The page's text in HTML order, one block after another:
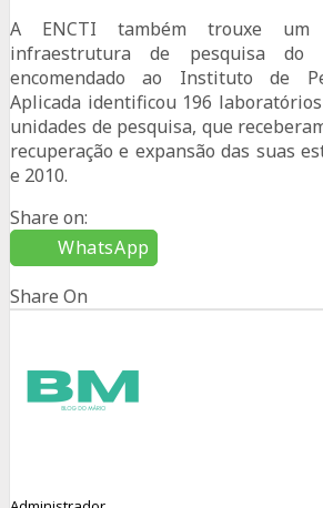
A ENCTI também trouxe um
infraestrutura de pesquisa do
encomendado ao Instituto de
Aplicada identificou 196
unidades de pesquisa, que
recuperação e expansão das suas
e 2010.
Share on:
WhatsApp
Share On